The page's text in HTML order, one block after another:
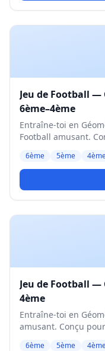
Jeu de Football
6ème–4ème
Entraîne-toi en
Football amusant.
6ème 5ème
Jeu de Football —
4ème
Entraîne-toi en
amusant. Conçu
6ème 5ème